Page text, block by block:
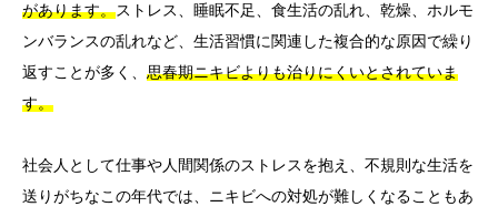
があります。ストレス、睡眠不足、食生活の乱れ、乾燥、ホルモ
ンバランスの乱れなど、生活習慣に関連した複合的な原因で繰り
返すことが多く、 思春期ニキビよりも治りにくいとされていま
す。
社会人として仕事や人間関係のストレスを抱え、不規則な生活を
送りがちなこの年代では、ニキビへの対処が難しくなることもあ